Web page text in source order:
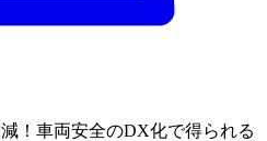
！車両安全のDX化で得られる